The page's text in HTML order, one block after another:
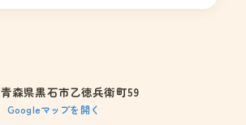
青森県黒石市乙徳兵衛町59
Googleマップを開く